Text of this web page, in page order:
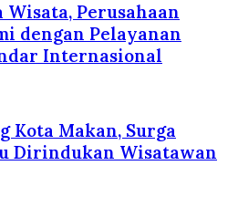
Perusahaan
dengan Pelayanan
Internasional
Kota Makan, Surga
Dirindukan Wisatawan